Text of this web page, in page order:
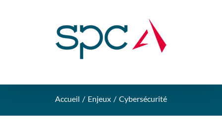
Accueil Enjeux Cybersécurité